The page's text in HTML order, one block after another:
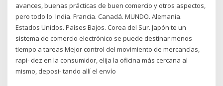
avances, buenas prácticas de buen comercio y otros aspectos,
pero todo lo India. Francia. Canadá. MUNDO. Alemania.
Estados Unidos. Países Bajos. Corea del Sur. Japón te un
sistema de comercio electrónico se puede destinar menos
tiempo a tareas Mejor control del movimiento de mercancías,
rapi- dez en la consumidor, elija la oficina más cercana al
mismo, deposi- tando allí el envío